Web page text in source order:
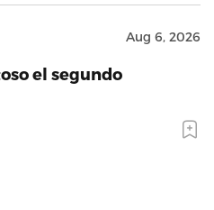
Aug 6, 2026
el segundo